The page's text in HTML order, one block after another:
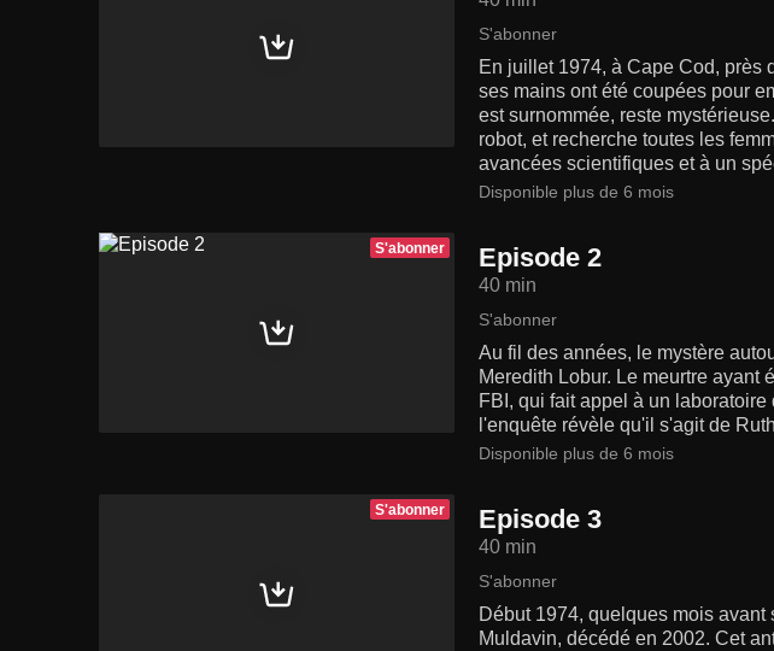
S'abonner
En juillet 1974, à Cape Cod, près
ses mains ont été coupées pour
est surnommée, reste
robot, et recherche toutes les
avancées scientifiques et à un
Disponible plus de 6 mois
S'abonner Episode 2
40 min
S'abonner
Au fil des années, le mystère
Meredith Lobur. Le meurtre ayant
FBI, qui fait appel à un
l'enquête révèle qu'il s'agit de
Disponible plus de 6 mois
S'abonner Episode 3
40 min
S'abonner
Début 1974, quelques mois
Muldavin, décédé en 2002. Cet